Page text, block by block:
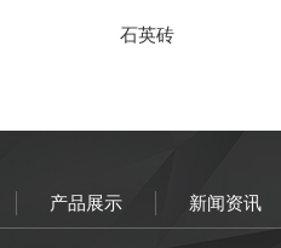
石英砖
产品展示 新闻资讯